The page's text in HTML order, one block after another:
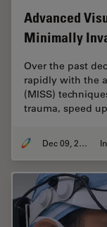
Advanced
Minimally
Over the past
rapidly with the
(MISS)
trauma, speed
Dec 09, 2025